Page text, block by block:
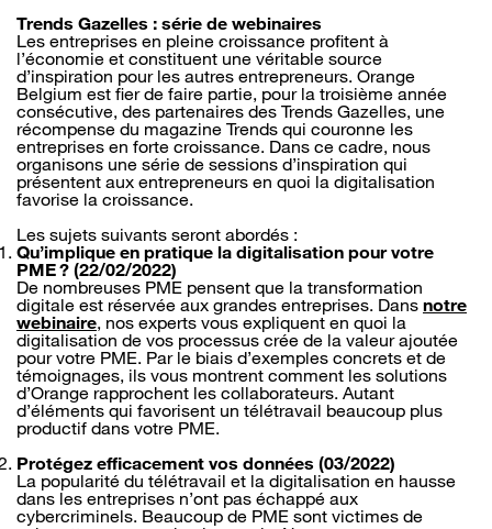
Trends Gazelles : série de webinaires
Les entreprises en pleine croissance profitent à
l’économie et constituent une véritable source
d’inspiration pour les autres entrepreneurs. Orange
Belgium est fier de faire partie, pour la troisième année
consécutive, des partenaires des Trends Gazelles, une
récompense du magazine Trends qui couronne les
entreprises en forte croissance. Dans ce cadre, nous
organisons une série de sessions d’inspiration qui
présentent aux entrepreneurs en quoi la digitalisation
favorise la croissance.
Les sujets suivants seront abordés :
Qu’implique en pratique la digitalisation pour votre
PME ? (22/02/2022)
De nombreuses PME pensent que la transformation
digitale est réservée aux grandes entreprises. Dans notre
webinaire, nos experts vous expliquent en quoi la
digitalisation de vos processus crée de la valeur ajoutée
pour votre PME. Par le biais d’exemples concrets et de
témoignages, ils vous montrent comment les solutions
d’Orange rapprochent les collaborateurs. Autant
d’éléments qui favorisent un télétravail beaucoup plus
productif dans votre PME.
Protégez efficacement vos données (03/2022)
La popularité du télétravail et la digitalisation en hausse
dans les entreprises n’ont pas échappé aux
cybercriminels. Beaucoup de PME sont victimes de